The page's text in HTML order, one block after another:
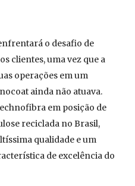
o desafio de
clientes, uma vez que a
operações em um
ainda não atuava.
em posição de
reciclada no Brasil,
qualidade e um
de excelência do